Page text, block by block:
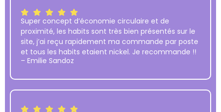
Super concept d’économie circulaire et de
proximité, les habits sont très bien présentés sur le
site, j’ai reçu rapidement ma commande par poste
et tous les habits etaient nickel. Je recommande !!
– Emilie Sandoz